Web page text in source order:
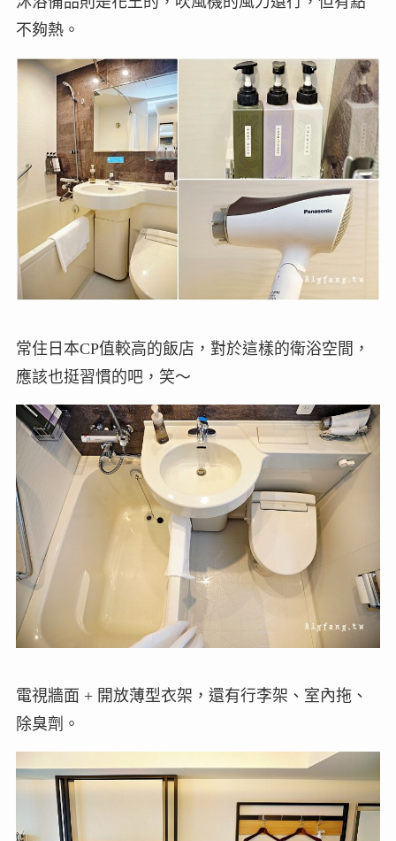
不夠熱。
常住日本CP值較高的飯店，對於這樣的衛浴空間，
應該也挺習慣的吧，笑～
電視牆面 + 開放薄型衣架，還有行李架、室內拖、
除臭劑。